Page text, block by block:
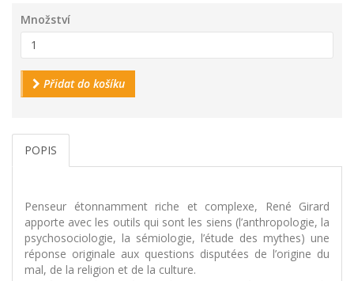
Množství
Přidat do košíku
POPIS
Penseur étonnamment riche et complexe, René Girard
apporte avec les outils qui sont les siens (l’anthropologie, la
psychosociologie, la sémiologie, l’étude des mythes) une
réponse originale aux questions disputées de l’origine du
mal, de la religion et de la culture.